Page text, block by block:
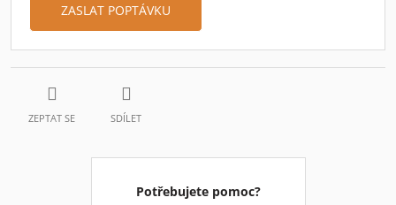
ZASLAT POPTÁVKU
ZEPTAT SE SDÍLET
Potřebujete pomoc?